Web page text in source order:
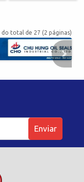
do total de 27 (2 páginas)
Enviar